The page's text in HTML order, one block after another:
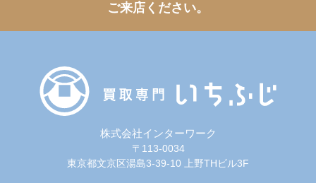
ご来店ください。
株式会社インターワーク
〒113-0034
東京都文京区湯島3-39-10 上野THビル3F